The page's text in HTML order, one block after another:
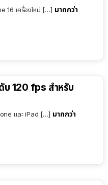
16 เครื่องใหม่ […] มากกว่า
บ 120 fps สำหรับ
และ iPad […] มากกว่า